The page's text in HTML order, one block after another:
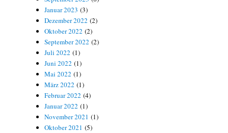
Januar 2023 (3)
Dezember 2022 (2)
Oktober 2022 (2)
September 2022 (2)
Juli 2022 (1)
Juni 2022 (1)
Mai 2022 (1)
März 2022 (1)
Februar 2022 (4)
Januar 2022 (1)
November 2021 (1)
Oktober 2021 (5)